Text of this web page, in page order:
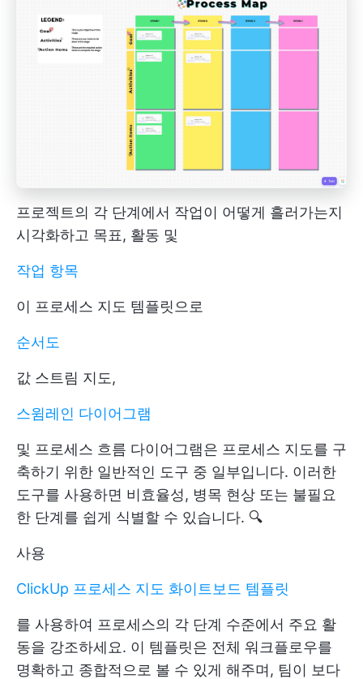
프로젝트의 각 단계에서 작업이 어떻게 흘러가는지
시각화하고 목표, 활동 및
작업 항목
이 프로세스 지도 템플릿으로
순서도
값 스트림 지도,
스윔레인 다이어그램
및 프로세스 흐름 다이어그램은 프로세스 지도를 구
축하기 위한 일반적인 도구 중 일부입니다. 이러한
도구를 사용하면 비효율성, 병목 현상 또는 불필요
한 단계를 쉽게 식별할 수 있습니다. 🔍
사용
ClickUp 프로세스 지도 화이트보드 템플릿
를 사용하여 프로세스의 각 단계 수준에서 주요 활
동을 강조하세요. 이 템플릿은 전체 워크플로우를
명확하고 종합적으로 볼 수 있게 해주며, 팀이 보다